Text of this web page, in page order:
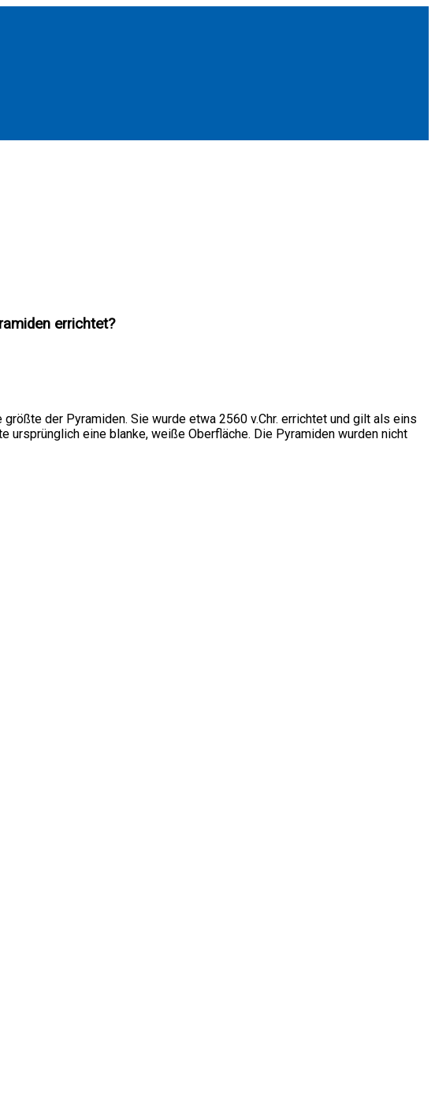
errichtet?
der Pyramiden. Sie wurde etwa 2560 v.Chr. errichtet und gilt als eins
eine blanke, weiße Oberfläche. Die Pyramiden wurden nicht